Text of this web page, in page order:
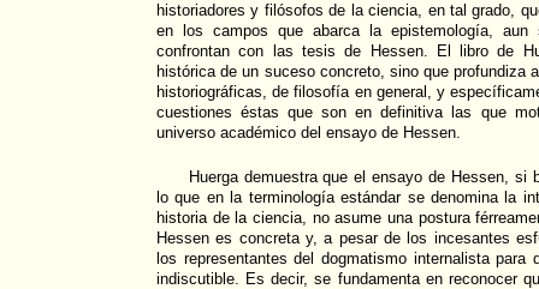
historiadores y filósofos de la ciencia, en tal grado,
en los campos que abarca la epistemología, aun
confrontan con las tesis de Hessen. El libro de
histórica de un suceso concreto, sino que profundiza
historiográficas, de filosofía en general, y
cuestiones éstas que son en definitiva las que
universo académico del ensayo de Hessen.
Huerga demuestra que el ensayo de Hessen, si
lo que en la terminología estándar se denomina la
historia de la ciencia, no asume una postura
Hessen es concreta y, a pesar de los incesantes
los representantes del dogmatismo internalista para
indiscutible. Es decir, se fundamenta en reconocer